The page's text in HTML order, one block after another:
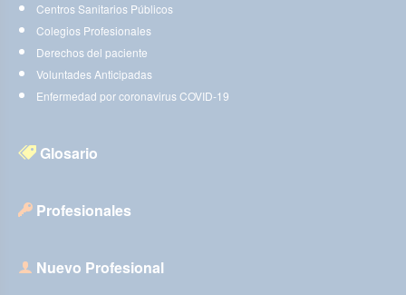
Centros Sanitarios Públicos
Colegios Profesionales
Derechos del paciente
Voluntades Anticipadas
Enfermedad por coronavirus COVID-19
Glosario
Profesionales
Nuevo Profesional